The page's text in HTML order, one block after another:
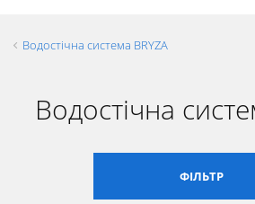
Водостічна система BRYZA
Водостічна
ФІЛЬТР